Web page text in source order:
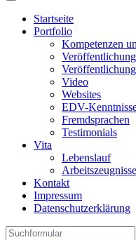
Startseite
Portfolio
Kompetenzen
Video
Websites
EDV-
Fremdsprachen
Testimonials
Vita
Lebenslauf
Arbeitszeugnisse
Kontakt
Impressum
Datenschutzerklärung